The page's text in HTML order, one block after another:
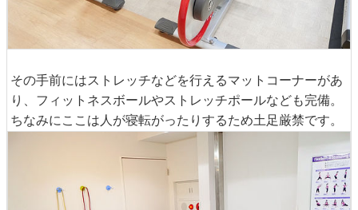
その手前にはストレッチなどを行えるマットコーナーがあ
り、フィットネスボールやストレッチポールなども完備。
ちなみにここは人が寝転がったりするため土足厳禁です。